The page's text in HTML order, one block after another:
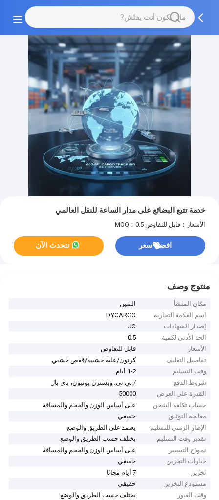
خدمة تتبع البضائع على مدار الساعة للنقل العالمي
الأسعار：قابل للتفاوض MOQ：0.5
افضل سعر نتحدث الآن
منتوج وصف
مكان المنشأ
الصين
اسم العلامة التجارية
DYCARGO
إصدار الشهادات
JC
الحد الأدنى لكمية
0.5
الأسعار
قابل للتفاوض
تفاصيل التغليف
كرتون/علبة خشبية/قفص خشبي
وقت التسليم
1-2 أيام
شروط الدفع
/ تي تي، ويسترن يونيون، باي بال
القدرة على العرض
50000
حساب تكلفة الشحن
على أساس الوزن والحجم والمسافة
معالجة التوثيق
حقيقي
الإطار الزمني للتسليم
يعتمد على الطريق والوضع
تقدير وقت التسليم
يختلف حسب الطريق والوضع
نموذج التسعير
على أساس الوزن والحجم والمسافة
خيارات التخزين
حقيقي
تخزين
7 أيام مجانًا
مستودع التخزين
حقيقي
وقت العبور
يختلف حسب الطريق والوضع